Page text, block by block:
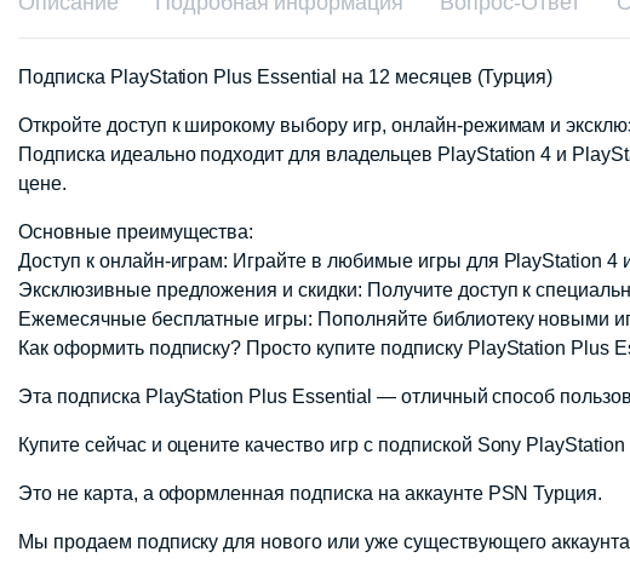
Подписка PlayStation Plus Essential на 12 месяцев (Турция)
Откройте доступ к широкому выбору игр, онлайн-режимам и
Подписка идеально подходит для владельцев PlayStation 4 и
цене.
Основные преимущества:
Доступ к онлайн-играм: Играйте в любимые игры для PlayStation 4
Эксклюзивные предложения и скидки: Получите доступ к
Ежемесячные бесплатные игры: Пополняйте библиотеку новыми
Как оформить подписку? Просто купите подписку PlayStation
Эта подписка PlayStation Plus Essential — отличный способ
Купите сейчас и оцените качество игр с подпиской Sony
Это не карта, а оформленная подписка на аккаунте PSN Турция.
Мы продаем подписку для нового или уже существующего